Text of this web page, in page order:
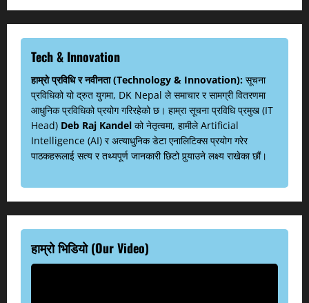
Tech & Innovation
हाम्रो प्रविधि र नवीनता (Technology & Innovation): सूचना
प्रविधिको यो द्रुत युगमा, DK Nepal ले समाचार र सामग्री वितरणमा
आधुनिक प्रविधिको प्रयोग गरिरहेको छ। हाम्रा सूचना प्रविधि प्रमुख (IT
Head) Deb Raj Kandel को नेतृत्वमा, हामीले Artificial
Intelligence (AI) र अत्याधुनिक डेटा एनालिटिक्स प्रयोग गरेर
पाठकहरूलाई सत्य र तथ्यपूर्ण जानकारी छिटो पुर्‍याउने लक्ष्य राखेका छौं।
हाम्रो भिडियो (Our Video)